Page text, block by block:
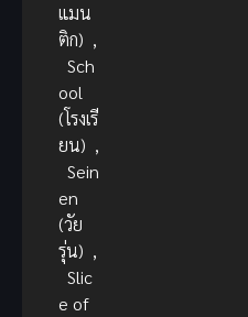
แมน
ติก) ,
Sch
ool
(โรงเรี
ยน) ,
Sein
en
(วัย
รุ่น) ,
Slic
e of